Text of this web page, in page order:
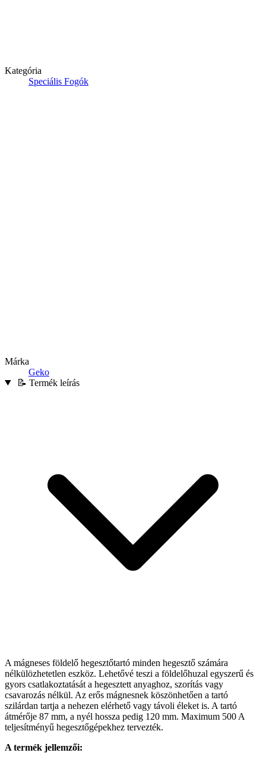
Kategória
Speciális Fogók
Márka
Geko
📝 Termék leírás
A mágneses földelő hegesztőtartó minden hegesztő számára
nélkülözhetetlen eszköz. Lehetővé teszi a földelőhuzal egyszerű és
gyors csatlakoztatását a hegesztett anyaghoz, szorítás vagy
csavarozás nélkül. Az erős mágnesnek köszönhetően a tartó
szilárdan tartja a nehezen elérhető vagy távoli éleket is. A tartó
átmérője 87 mm, a nyél hossza pedig 120 mm. Maximum 500 A
teljesítményű hegesztőgépekhez tervezték.
A termék jellemzői: